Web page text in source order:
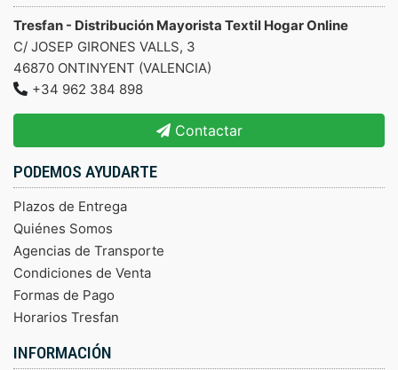
Tresfan - Distribución Mayorista Textil Hogar Online
C/ JOSEP GIRONES VALLS, 3
46870 ONTINYENT (VALENCIA)
+34 962 384 898
Contactar
PODEMOS AYUDARTE
Plazos de Entrega
Quiénes Somos
Agencias de Transporte
Condiciones de Venta
Formas de Pago
Horarios Tresfan
INFORMACIÓN